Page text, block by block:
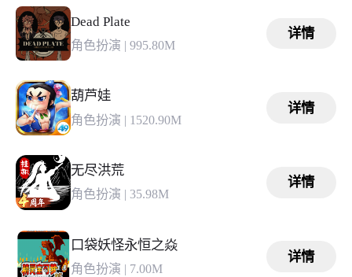
Dead Plate
角色扮演 | 995.80M
详情
葫芦娃
角色扮演 | 1520.90M
详情
无尽洪荒
角色扮演 35.98M
详情
口袋妖怪永恒之焱
角色扮演 | 7.00M
详情